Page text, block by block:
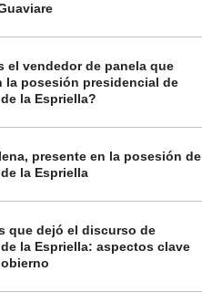
el vendedor de panela que
la posesión presidencial de
la Espriella?
presente en la posesión de
la Espriella
que dejó el discurso de
la Espriella: aspectos clave